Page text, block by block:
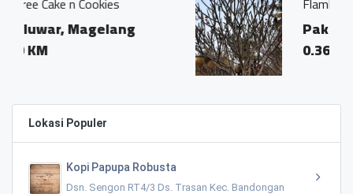
Pakunden
0.36 KM
Lokasi Populer
Kopi Papupa Robusta
Dsn. Sengon RT4/3 Ds. Trasan Kec. Bandongan